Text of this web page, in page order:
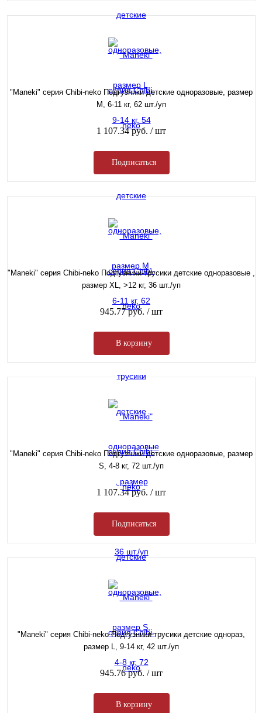
"Maneki" серия Chibi-neko Подгузники детские одноразовые, размер
M, 6-11 кг, 62 шт./уп
1 107.34 руб. / шт
Подписаться
"Maneki" серия Chibi-neko Подгузники-трусики детские одноразовые ,
размер XL, >12 кг, 36 шт./уп
945.77 руб. / шт
В корзину
"Maneki" серия Chibi-neko Подгузники детские одноразовые, размер
S, 4-8 кг, 72 шт./уп
1 107.34 руб. / шт
Подписаться
"Maneki" серия Chibi-neko Подгузники-трусики детские однораз,
размер L, 9-14 кг, 42 шт./уп
945.76 руб. / шт
В корзину